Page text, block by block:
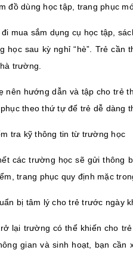
đồ dùng học tập, trang phục
đi mua sắm dụng cụ học tập,
học sau kỳ nghỉ “hè”. Trẻ
trường.
nên hướng dẫn và tập cho trẻ
theo thứ tự để trẻ dễ dàng
tra kỹ thông tin từ trường học
các trường học sẽ gửi thông
trang phục quy định mặc
bị tâm lý cho trẻ trước ngày
lại trường có thể khiến cho
gian và sinh hoạt, bạn